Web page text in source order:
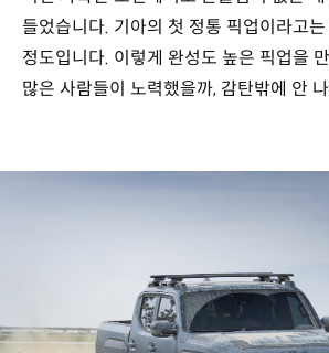
들었습니다. 기아의 첫 정통 픽업이라고
정도입니다. 이렇게 완성도 높은 픽업을
많은 사람들이 노력했을까, 감탄밖에 안